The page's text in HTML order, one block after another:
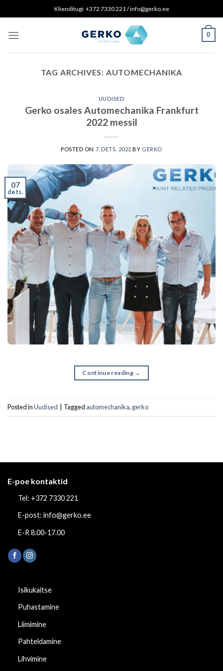
to
content
Klienditugi: +372 7330 221 / info@gerko.ee
0
TAG ARCHIVES: AUTOMECHANIKA
UUDISED
Gerko osales Automechanika Frankfurt
2022 messil
POSTED ON 7. DETS. 2022 BY GERKO
07
dets.
Continue reading →
Posted inUudised Tagged automechanika, gerko
E-poe kontaktid
Tel: +372 7330 221
E-post: info@gerko.ee
E-R 8.00-17.00
Isikukaitse
Puhastamine
Liimimine
Pahteldamine
Lihvimine